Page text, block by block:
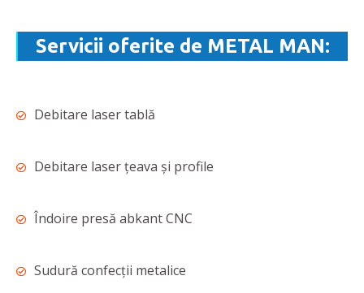
Servicii oferite de METAL MAN:
Debitare laser tablă
Debitare laser ţeava şi profile
Îndoire presă abkant CNC
Sudură confecţii metalice